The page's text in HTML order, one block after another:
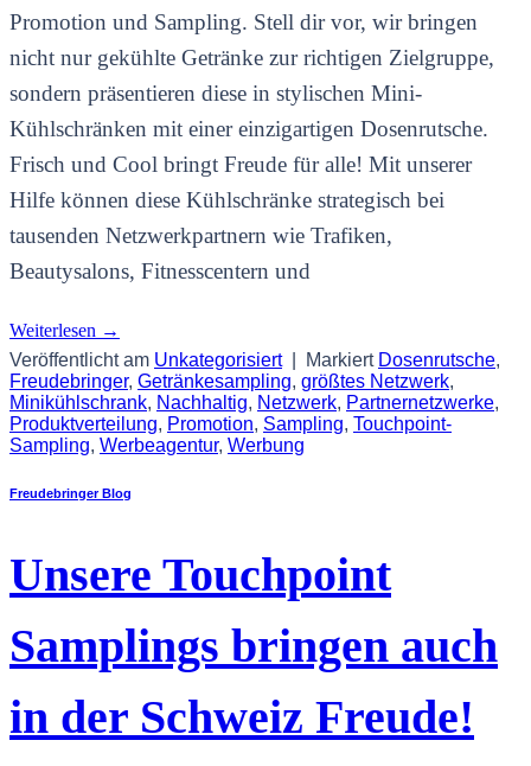
Promotion und Sampling. Stell dir vor, wir bringen
nicht nur gekühlte Getränke zur richtigen Zielgruppe,
sondern präsentieren diese in stylischen Mini-
Kühlschränken mit einer einzigartigen Dosenrutsche.
Frisch und Cool bringt Freude für alle! Mit unserer
Hilfe können diese Kühlschränke strategisch bei
tausenden Netzwerkpartnern wie Trafiken,
Beautysalons, Fitnesscentern und
Weiterlesen →
Veröffentlicht am Unkategorisiert Markiert Dosenrutsche,
Freudebringer, Getränkesampling, größtes Netzwerk,
Minikühlschrank, Nachhaltig, Netzwerk, Partnernetzwerke,
Produktverteilung, Promotion, Sampling, Touchpoint-
Sampling, Werbeagentur, Werbung
Freudebringer Blog
Unsere Touchpoint
Samplings bringen auch
in der Schweiz Freude!